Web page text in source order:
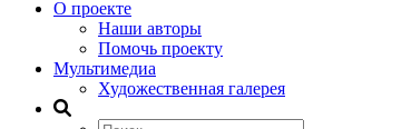
О проекте
Наши авторы
Помочь проекту
Мультимедиа
Художественная галерея